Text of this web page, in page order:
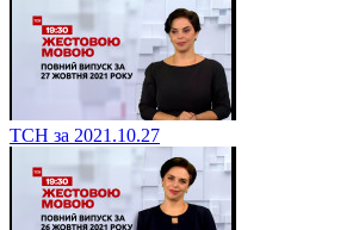
ТСН за 2021.10.27